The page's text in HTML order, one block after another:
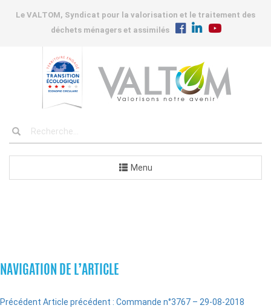
Le VALTOM, Syndicat pour la valorisation et le traitement des
déchets ménagers et assimilés
Menu
NAVIGATION DE L’ARTICLE
Précédent Article précédent : Commande n°3767 – 29-08-2018